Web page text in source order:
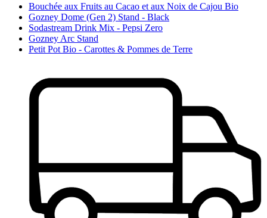
Bouchée aux Fruits au Cacao et aux Noix de Cajou Bio
Gozney Dome (Gen 2) Stand - Black
Sodastream Drink Mix - Pepsi Zero
Gozney Arc Stand
Petit Pot Bio - Carottes & Pommes de Terre